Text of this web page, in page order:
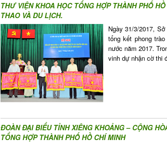
THƯ VIỆN KHOA HỌC TỔNG HỢP THÀNH PHỐ
THAO VÀ DU LỊCH.
Ngày 31/3/2017,
tổng kết phong
nước năm 2017.
vinh dự nhận cờ thi
ĐOÀN ĐẠI BIỂU TỈNH XIÊNG KHOẢNG – CỘNG
TỔNG HỢP THÀNH PHỐ HỒ CHÍ MINH